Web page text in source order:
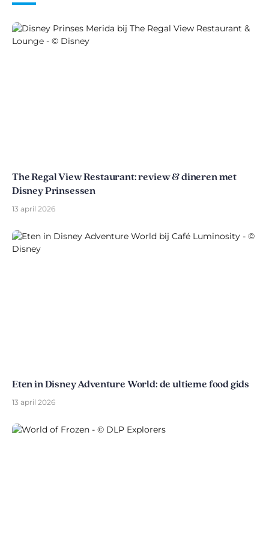
The Regal View Restaurant: review & dineren met
Disney Prinsessen
13 april 2026
Eten in Disney Adventure World: de ultieme food gids
13 april 2026